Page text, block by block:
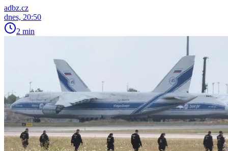
adbz.cz
dnes, 20:50
2 min